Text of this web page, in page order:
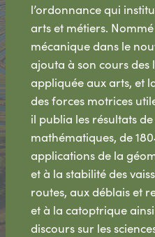
l’ordonnance qui
arts et métiers.
mécanique dans le
ajouta à son cours
appliquée aux arts, et
des forces motrices
il publia les résultats
mathématiques, de
applications de la
et à la stabilité des
routes, aux déblais et
et à la catoptrique
discours sur les